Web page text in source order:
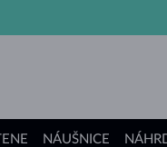
NÁUŠNICE